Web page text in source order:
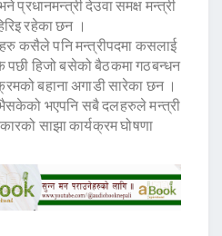
प्रधानमन्त्री देउवा समक्ष मन्त्री
रहेका छन ।
कसैले पनि मन्त्रीपदमा कसलाई
हिजो बसेको बैठकमा गठबन्धन
बहाना अगाडी सारेका छन ।
भएपनि सबै दलहरुले मन्त्री
साझा कार्यक्रम घोषणा